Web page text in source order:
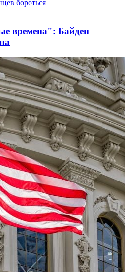
времена": Байден